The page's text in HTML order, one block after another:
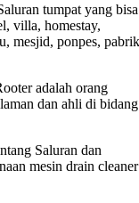
tumpat yang bisa
villa, homestay,
mesjid, ponpes, pabrik
adalah orang
dan ahli di bidang
Saluran dan
mesin drain cleaner